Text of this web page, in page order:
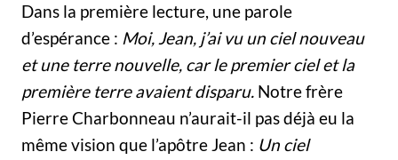
Dans la première lecture, une parole
d’espérance : Moi, Jean, j’ai vu un ciel nouveau
et une terre nouvelle, car le premier ciel et la
première terre avaient disparu. Notre frère
Pierre Charbonneau n’aurait-il pas déjà eu la
même vision que l’apôtre Jean : Un ciel